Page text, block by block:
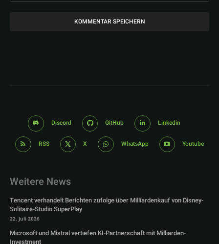
Discord GitHub Linkedin
RSS X WhatsApp Youtube
Weitere News
Tencent verhandelt Berichten zufolge über Milliardenkauf von Disney-
Solitaire-Studio SuperPlay
22. Juli 2026
Microsoft und Mistral vertiefen KI-Partnerschaft mit Milliarden-
Investment